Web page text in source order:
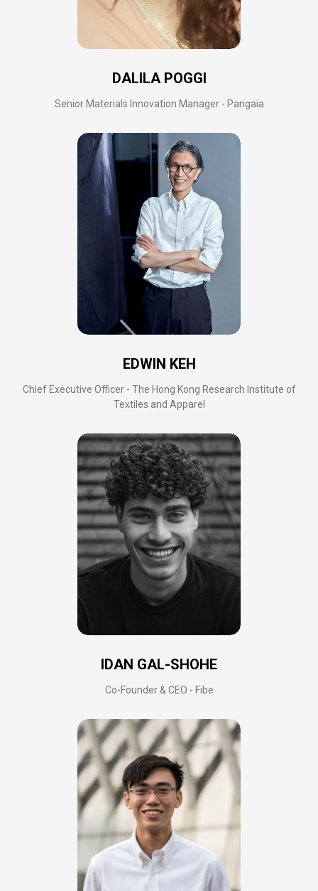
DALILA POGGI
Senior Materials Innovation Manager - Pangaia
EDWIN KEH
Chief Executive Officer - The Hong Kong Research Institute of
Textiles and Apparel
IDAN GAL-SHOHE
Co-Founder & CEO - Fibe